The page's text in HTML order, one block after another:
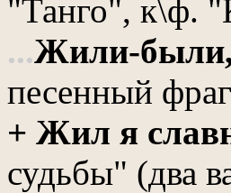
"Танго", к\ф.
...Жили-были,
песенный
+ Жил я
судьбы" (два